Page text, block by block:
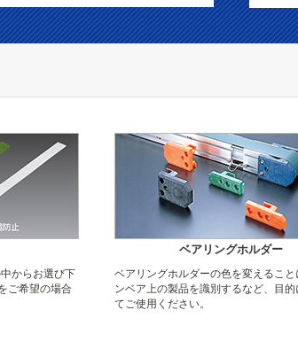
からお選び下
ご希望の場合
ベアリングホルダー
ベアリングホルダーの色を変えること
ンベア上の製品を識別するなど、目
てご使用ください。